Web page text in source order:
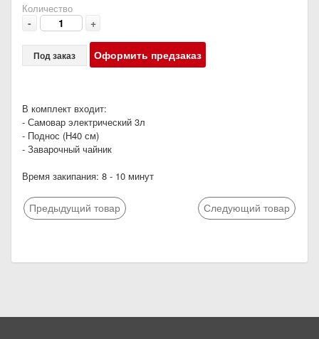
Количество
- +
Под заказ Оформить предзаказ
В комплект входит:
- Самовар электрический 3л
- Поднос (Н40 см)
- Заварочный чайник
Время закипания: 8 - 10 минут
Предыдущий товар Следующий товар